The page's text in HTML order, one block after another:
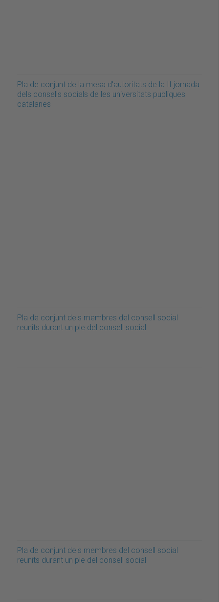
Pla de conjunt de la mesa d'autoritats de la II jornada
dels consells socials de les universitats publiques
catalanes
Pla de conjunt dels membres del consell social
reunits durant un ple del consell social
Pla de conjunt dels membres del consell social
reunits durant un ple del consell social